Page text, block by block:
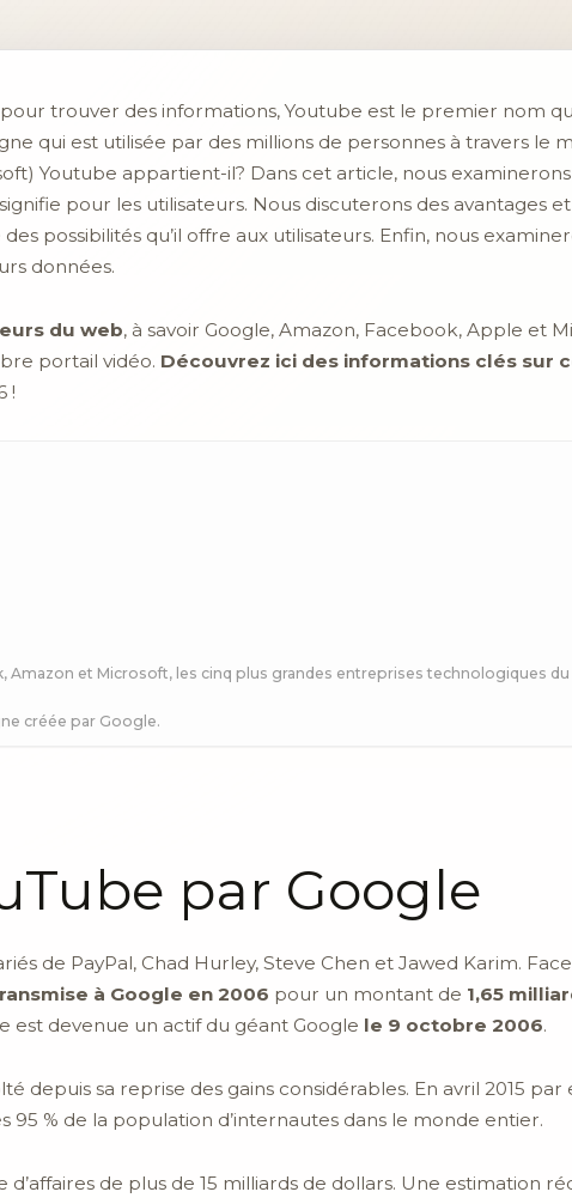
trouver des informations, Youtube est le premier nom
qui est utilisée par des millions de personnes à travers le
Youtube appartient-il? Dans cet article, nous
pour les utilisateurs. Nous discuterons des avantages
possibilités qu’il offre aux utilisateurs. Enfin, nous
données.
du web, à savoir Google, Amazon, Facebook, Apple et
portail vidéo. Découvrez ici des informations clés sur
!
Amazon et Microsoft, les cinq plus grandes entreprises technologiques
créée par Google.
par Google
de PayPal, Chad Hurley, Steve Chen et Jawed Karim.
à Google en 2006 pour un montant de 1,65
est devenue un actif du géant Google le 9 octobre 2006.
depuis sa reprise des gains considérables. En avril 2015
95 % de la population d’internautes dans le monde entier.
de plus de 15 milliards de dollars. Une estimation